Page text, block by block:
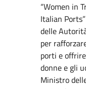
“Women in
Italian
delle
per
porti e
donne e gli
Ministro